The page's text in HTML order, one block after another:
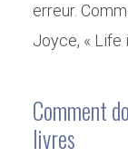
erreur.
Joyce, « Life
Comment
livres